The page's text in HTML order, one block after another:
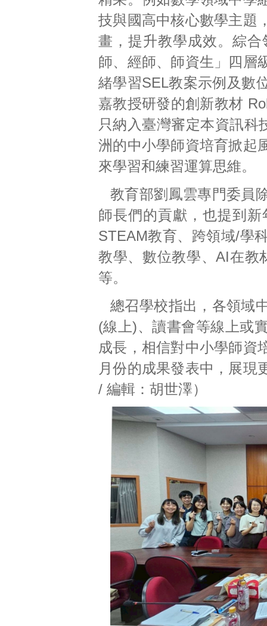
技與國高中核心數學主題
畫，提升教學成效。綜
師、經師、師資生」四層
緒學習SEL教案示例及數
嘉教授研發的創新教材
只納入臺灣審定本資訊科
洲的中小學師資培育掀起
來學習和練習運算思維。
教育部劉鳳雲專門委員
師長們的貢獻，也提到
STEAM教育、跨領域/學
教學、數位教學、AI在教
等。
總召學校指出，各領域
(線上)、讀書會等線上或
成長，相信對中小學師資
月份的成果發表中，展現
/ 編輯：胡世澤）